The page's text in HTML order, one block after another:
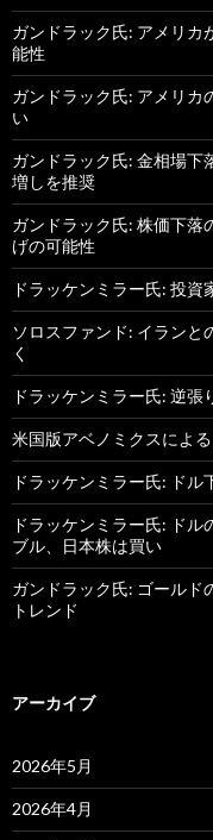
ガンドラック氏: アメリカ
能性
ガンドラック氏: アメリカ
い
ガンドラック氏: 金相場下
増しを推奨
ガンドラック氏: 株価下落
げの可能性
ドラッケンミラー氏: 投
ソロスファンド: イラン
く
ドラッケンミラー氏: 逆
米国版アベノミクスによ
ドラッケンミラー氏: ド
ドラッケンミラー氏: ド
ブル、日本株は買い
ガンドラック氏: ゴールド
トレンド
アーカイブ
2026年5月
2026年4月